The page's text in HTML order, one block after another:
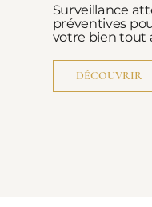
Surveillance
préventives
votre bien tout
DÉCOUVRIR